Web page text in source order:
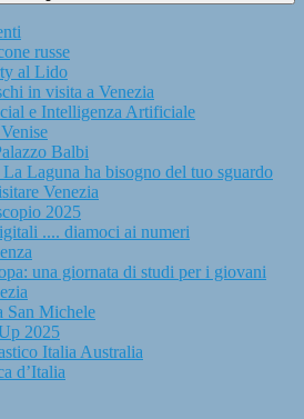
russe
al Lido
in visita a Venezia
e Intelligenza Artificiale
Balbi
Laguna ha bisogno del tuo sguardo
Venezia
2025
.... diamoci ai numeri
una giornata di studi per i giovani
San Michele
2025
Italia Australia
d’Italia